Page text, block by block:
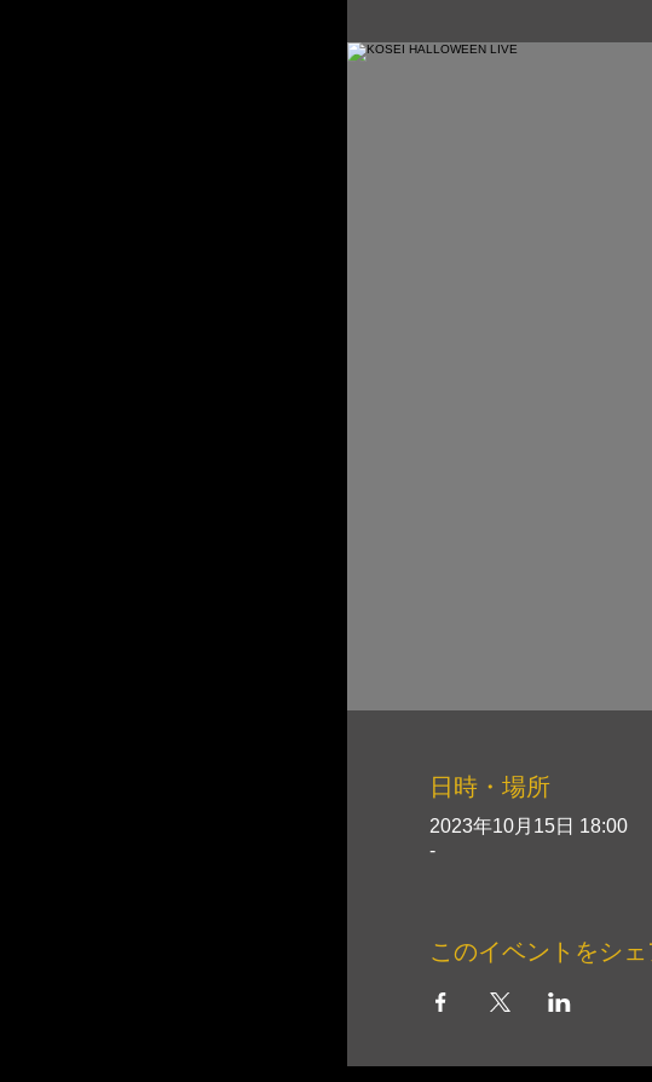
日時・場所
2023年10月15日 18:00
-
このイベントをシェ